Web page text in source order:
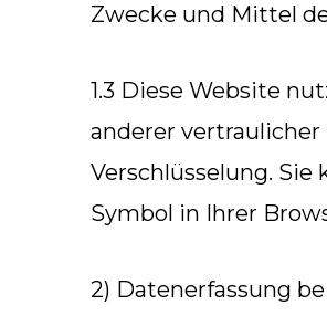
Zwecke und Mittel
1.3 Diese Website
anderer vertraulicher
Verschlüsselung. Sie
Symbol in Ihrer
2) Datenerfassung